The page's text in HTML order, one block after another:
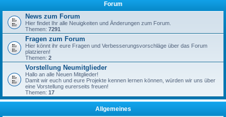
Forum
News zum Forum
Hier findet Ihr alle Neuigkeiten und Änderungen zum Forum.
Themen: 7291
Fragen zum Forum
Hier könnt ihr eure Fragen und Verbesserungsvorschläge über das Forum
platzieren!
Themen: 2
Vorstellung Neumitglieder
Hallo an alle Neuen Mitglieder!
Damit wir euch und eure Projekte kennen lernen können, würden wir uns über
eine Vorstellung eurerseits freuen!
Themen: 17
Allgemeines